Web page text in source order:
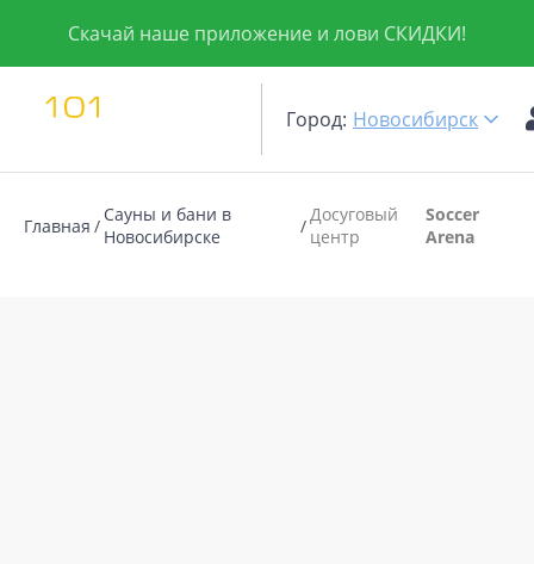
Скачай наше приложение и лови СКИДКИ!
Город: Новосибирск
Главная
Сауны и бани в
Новосибирске
Досуговый
центр
Soccer
Arena